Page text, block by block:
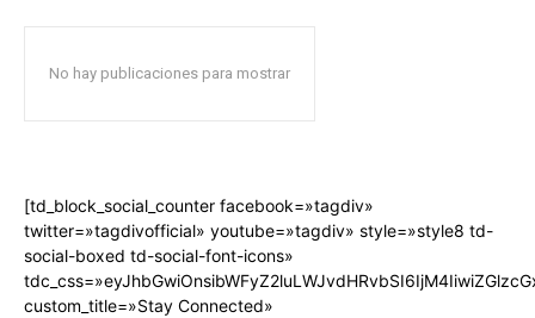
No hay publicaciones para mostrar
[td_block_social_counter facebook=»tagdiv»
twitter=»tagdivofficial» youtube=»tagdiv» style=»style8 td-
social-boxed td-social-font-icons»
custom_title=»Stay Connected»